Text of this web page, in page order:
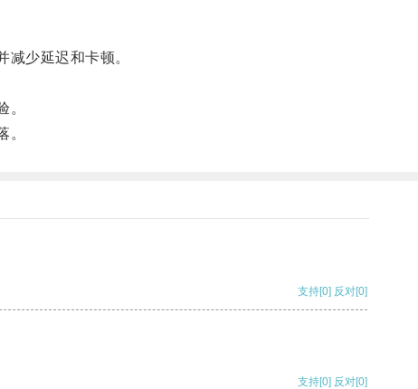
少延迟和卡顿。
。
。
支持[0] 反对[0]
支持[0] 反对[0]